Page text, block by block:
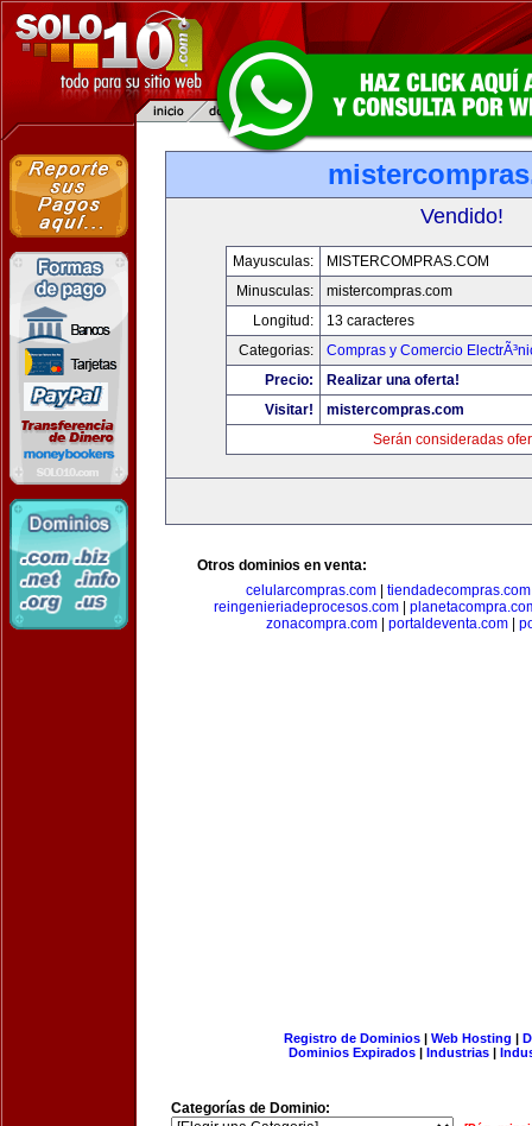
Vendido!
Mayusculas:
MISTERCOMPRAS.COM
Minusculas:
mistercompras.com
Longitud:
13 caracteres
Categorias:
Compras y Comercio
Precio:
Realizar una oferta!
Visitar!
mistercompras.com
Serán consideradas
Otros dominios en venta:
celularcompras.com| tiendadecompras.com
reingenieriadeprocesos.com|
zonacompra.com| portaldeventa.com|
Registro de Dominios| Web Hosting |
Dominios Expirados | Industrias |
Categorías de Dominio: